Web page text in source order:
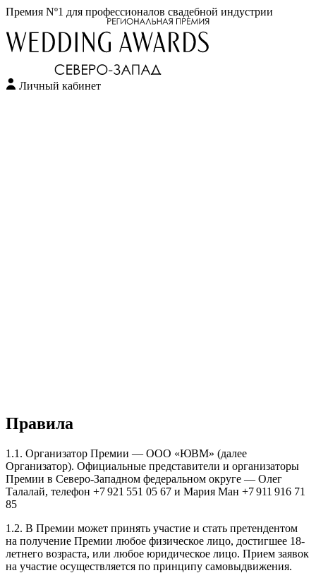
Премия Nº1 для профессионалов свадебной индустрии
Личный кабинет
Правила
1.1. Организатор Премии — ООО «ЮВМ» (далее
Организатор). Официальные представители и организаторы
Премии в Северо-Западном федеральном округе — Олег
Талалай, телефон +7 921 551 05 67 и Мария Ман +7 911 916 71
85
1.2. В Премии может принять участие и стать претендентом
на получение Премии любое физическое лицо, достигшее 18-
летнего возраста, или любое юридическое лицо. Прием заявок
на участие осуществляется по принципу самовыдвижения.